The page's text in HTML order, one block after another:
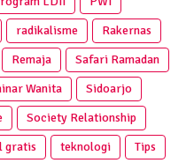
radikalisme
Rakernas
Remaja
Safari Ramadan
Wanita
Sidoarjo
Society Relationship
gratis teknologi
Tips